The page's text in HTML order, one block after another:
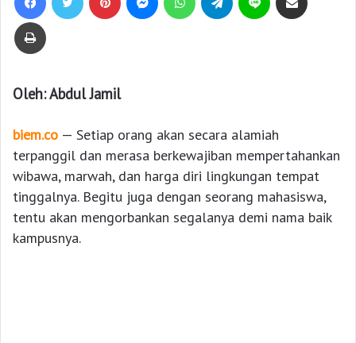
Oleh: Abdul Jamil
biem.co — Setiap orang akan secara alamiah
terpanggil dan merasa berkewajiban mempertahankan
wibawa, marwah, dan harga diri lingkungan tempat
tinggalnya. Begitu juga dengan seorang mahasiswa,
tentu akan mengorbankan segalanya demi nama baik
kampusnya.